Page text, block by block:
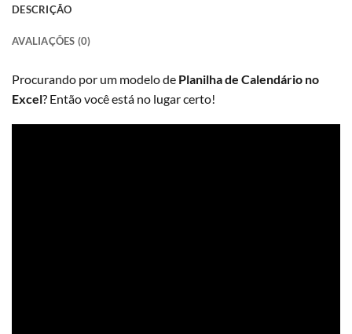
DESCRIÇÃO
AVALIAÇÕES (0)
Procurando por um modelo de Planilha de Calendário no
Excel? Então você está no lugar certo!